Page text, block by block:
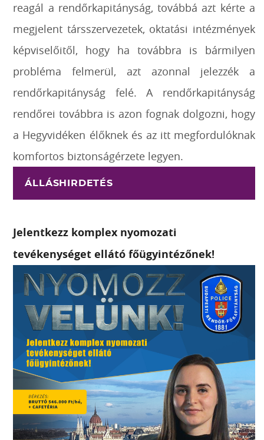
reagál a rendőrkapitányság, továbbá azt kérte a
megjelent társszervezetek, oktatási intézmények
képviselőitől, hogy ha továbbra is bármilyen
probléma felmerül, azt azonnal jelezzék a
rendőrkapitányság felé. A rendőrkapitányság
rendőrei továbbra is azon fognak dolgozni, hogy
a Hegyvidéken élőknek és az itt megfordulóknak
komfortos biztonságérzete legyen.
ÁLLÁSHIRDETÉS
Jelentkezz komplex nyomozati
tevékenységet ellátó főügyintézőnek!